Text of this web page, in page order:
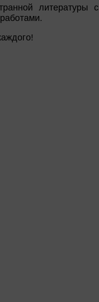
литературы с